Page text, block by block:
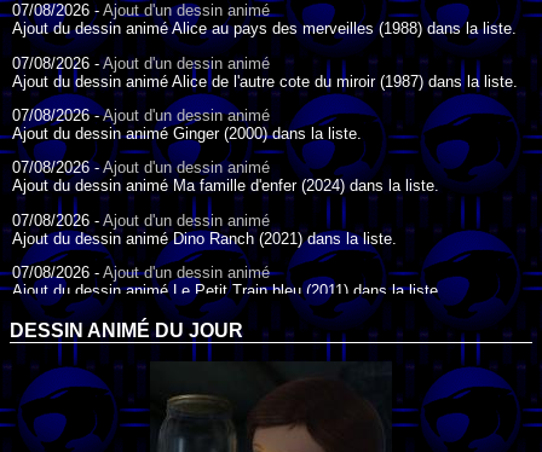
07/08/2026 - Ajout d'un dessin animé
Ajout du dessin animé Alice au pays des merveilles (1988) dans la liste.
07/08/2026 -Ajout d'un dessin animé
Ajout du dessin animé Alice de l'autre cote du miroir (1987) dans la liste.
07/08/2026 -Ajout d'un dessin animé
Ajout du dessin animé Ginger (2000) dans la liste.
07/08/2026 -Ajout d'un dessin animé
Ajout du dessin animé Ma famille d'enfer (2024) dans la liste.
07/08/2026 - Ajout d'un dessin animé
Ajout du dessin animé Dino Ranch (2021) dans la liste.
07/08/2026 - Ajout d'un dessin animé
Ajout du dessin animé Le Petit Train bleu (2011) dans la liste.
07/08/2026 - Ajout d'un dessin animé
Ajout du dessin animé Agent Spécial Oso (2009) dans la liste.
17/07/2026 -
Ajout du dessin animé Peter Pan (1988) dans la liste.
17/07/2026 -
Ajout d'un dessin animé
Ajout du dessin animé Le Bossu de Notre-Dame (1996) dans la liste.
DESSIN ANIMÉ DU JOUR